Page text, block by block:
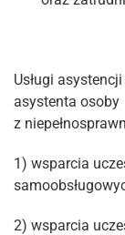
Usługi
asystenta osoby
z
1) wsparcia
2) wsparcia